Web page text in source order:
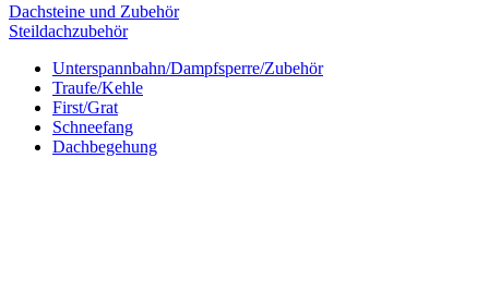
Dachsteine und Zubehör
Steildachzubehör
Unterspannbahn/Dampfsperre/Zubehör
Traufe/Kehle
First/Grat
Schneefang
Dachbegehung